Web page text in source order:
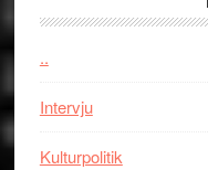
..
Intervju
Kulturpolitik